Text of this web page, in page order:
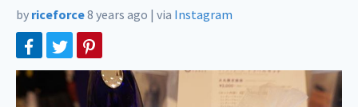
by riceforce8 years ago | via Instagram